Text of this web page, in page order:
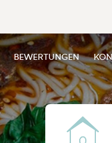
BEWERTUNGEN